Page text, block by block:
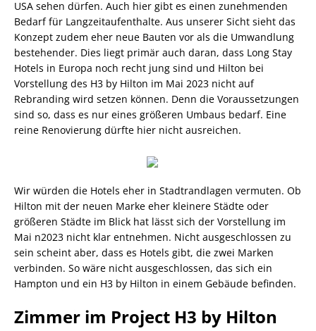
USA sehen dürfen. Auch hier gibt es einen zunehmenden
Bedarf für Langzeitaufenthalte. Aus unserer Sicht sieht das
Konzept zudem eher neue Bauten vor als die Umwandlung
bestehender. Dies liegt primär auch daran, dass Long Stay
Hotels in Europa noch recht jung sind und Hilton bei
Vorstellung des H3 by Hilton im Mai 2023 nicht auf
Rebranding wird setzen können. Denn die Voraussetzungen
sind so, dass es nur eines größeren Umbaus bedarf. Eine
reine Renovierung dürfte hier nicht ausreichen.
Wir würden die Hotels eher in Stadtrandlagen vermuten. Ob
Hilton mit der neuen Marke eher kleinere Städte oder
größeren Städte im Blick hat lässt sich der Vorstellung im
Mai n2023 nicht klar entnehmen. Nicht ausgeschlossen zu
sein scheint aber, dass es Hotels gibt, die zwei Marken
verbinden. So wäre nicht ausgeschlossen, das sich ein
Hampton und ein H3 by Hilton in einem Gebäude befinden.
Zimmer im Project H3 by Hilton